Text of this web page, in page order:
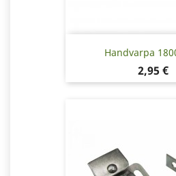
Handvarpa
Pris
2,95 €